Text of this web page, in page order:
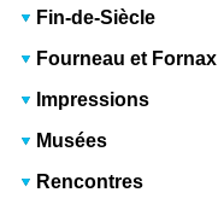
Fin-de-Siècle
Fourneau et Fornax
Impressions
Musées
Rencontres